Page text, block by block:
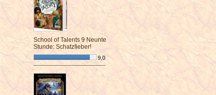
School of Talents 9 Neunte
Stunde: Schatzfieber!
9,0
¯¯¯¯¯¯¯¯¯¯¯¯¯¯¯¯¯¯¯¯¯¯¯¯